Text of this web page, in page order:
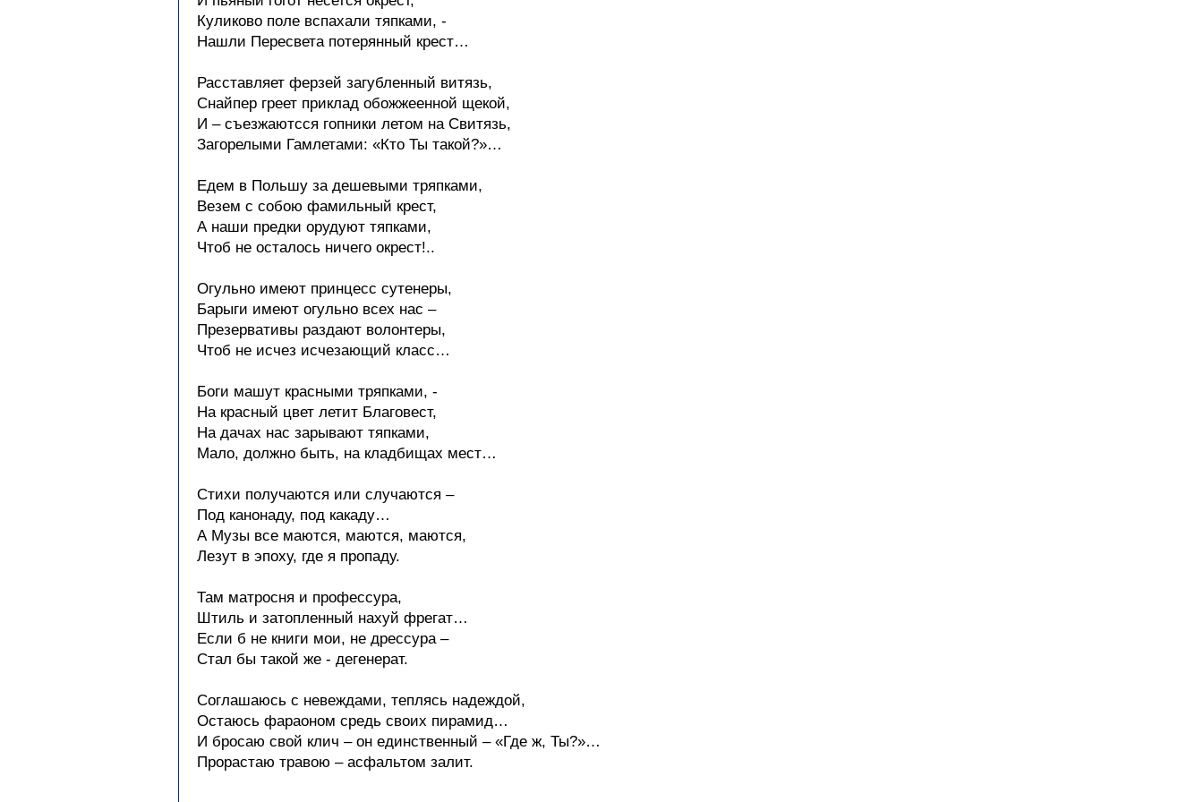
Куликово поле вспахали тяпками, -
Нашли Пересвета потерянный крест…
Расставляет ферзей загубленный витязь,
Снайпер греет приклад обожжеенной щекой,
И – съезжаютсся гопники летом на Свитязь,
Загорелыми Гамлетами: «Кто Ты такой?»…
Едем в Польшу за дешевыми тряпками,
Везем с собою фамильный крест,
А наши предки орудуют тяпками,
Чтоб не осталось ничего окрест!..
Огульно имеют принцесс сутенеры,
Барыги имеют огульно всех нас –
Презервативы раздают волонтеры,
Чтоб не исчез исчезающий класс…
Боги машут красными тряпками, -
На красный цвет летит Благовест,
На дачах нас зарывают тяпками,
Мало, должно быть, на кладбищах мест…
Стихи получаются или случаются –
Под канонаду, под какаду…
А Музы все маются, маются, маются,
Лезут в эпоху, где я пропаду.
Там матросня и профессура,
Штиль и затопленный нахуй фрегат…
Если б не книги мои, не дрессура –
Стал бы такой же - дегенерат.
Соглашаюсь с невеждами, теплясь надеждой,
Остаюсь фараоном средь своих пирамид…
И бросаю свой клич – он единственный – «Где ж, Ты?»…
Прорастаю травою – асфальтом залит.